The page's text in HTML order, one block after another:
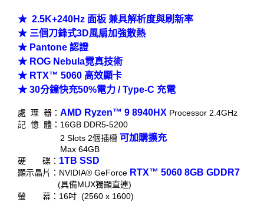
★ 2.5K+240Hz 面板 兼具解析度與刷新率
★ 三個刀鋒式3D風扇加強散熱
★ Pantone 認證
★ ROG Nebula霓真技術
★ RTX™ 5060 高效顯卡
★ 30分鐘快充50%電力 / Type-C 充電
處 理 器： AMD Ryzen™ 9 8940HX Processor 2.4GHz
記 憶 體：16GB DDR5-5200
2 Slots 2個插槽 可加購擴充
Max 64GB
硬 碟： 1TB SSD
顯示晶片：NVIDIA® GeForce RTX™ 5060 8GB GDDR7
(具備MUX獨顯直連)
螢 幕：16吋 (2560 x 1600)